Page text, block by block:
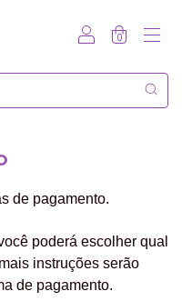
0
de pagamento.
poderá escolher qual
instruções serão
de pagamento.